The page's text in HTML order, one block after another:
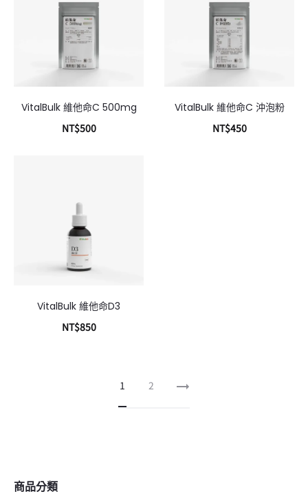
VitalBulk 維他命C 500mg
NT$500
VitalBulk 維他命C 沖泡粉
NT$450
VitalBulk 維他命D3
NT$850
1 2
商品分類